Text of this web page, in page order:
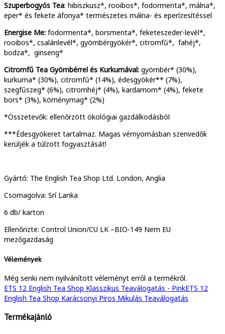
Szuperbogyós Tea: hibiszkusz*, rooibos*, fodormenta*, málna*,
eper* és fekete áfonya* természetes málna- és eperízesítéssel
Energise Me: fodormenta*, borsmenta*, feketeszeder-levél*,
rooibos*, csalánlevél*, gyömbérgyökér*, citromfű*, fahéj*,
bodza*, ginseng*
Citromfű Tea Gyömbérrel és Kurkumával: gyömbér* (30%),
kurkuma* (30%), citromfű* (14%), édesgyökér** (7%),
szegfűszeg* (6%), citromhéj* (4%), kardamom* (4%), fekete
bors* (3%), köménymag* (2%)
*Összetevők: ellenőrzött ökológiai gazdálkodásból
***Édesgyökeret tartalmaz. Magas vérnyomásban szenvedők
kerüljék a túlzott fogyasztását!
Gyártó: The English Tea Shop Ltd. London, Anglia
Csomagolva: Srí Lanka
6 db/ karton
Ellenőrizte: Control Union/CU LK –BIO-149 Nem EU
mezőgazdaság
Vélemények
Még senki nem nyilvánított véleményt erről a termékről.
ETS 12 English Tea Shop Klasszikus Teaválogatás - PinkETS 12
English Tea Shop Karácsonyi Piros Mikulás Teaválogatás
Termékajánló